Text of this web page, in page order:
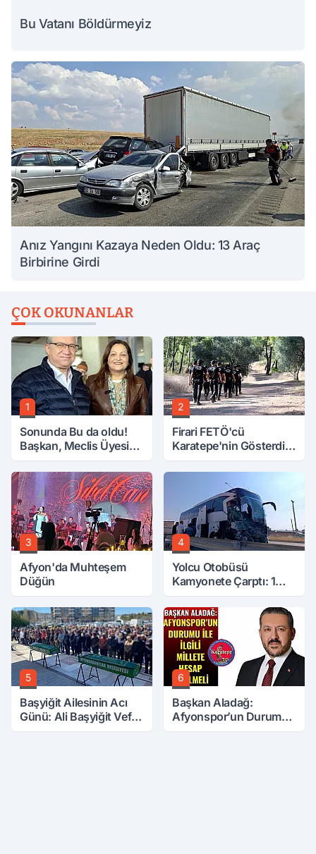
Bu Vatanı Böldürmeyiz
Anız Yangını Kazaya Neden Oldu: 13 Araç
Birbirine Girdi
ÇOK OKUNANLAR
1
Sonunda Bu da oldu!
Başkan, Meclis Üyesini
Attırdı
2
Firari FETÖ'cü
Karatepe'nin Gösterdiği
Aranıyor
3
Afyon'da Muhteşem
Düğün
4
Yolcu Otobüsü
Kamyonete Çarptı: 1
5
Başyiğit Ailesinin Acı
Günü: Ali Başyiğit Vefat
6
Başkan Aladağ:
Afyonspor’un Durumu